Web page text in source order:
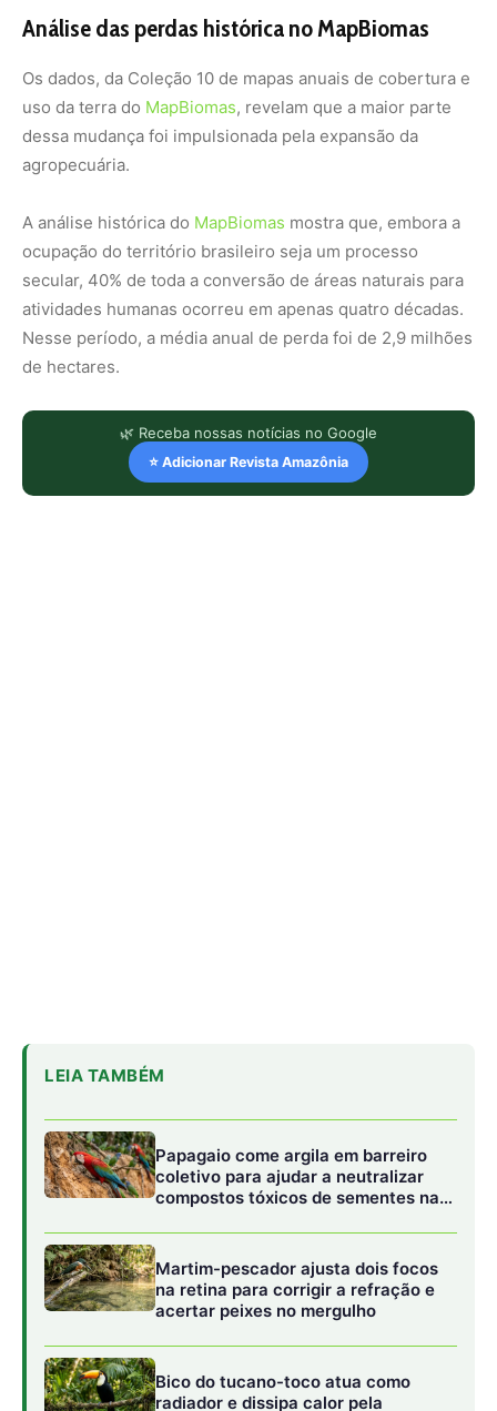
Análise das perdas histórica no MapBiomas
Os dados, da Coleção 10 de mapas anuais de cobertura e
uso da terra do MapBiomas, revelam que a maior parte
dessa mudança foi impulsionada pela expansão da
agropecuária.
A análise histórica do MapBiomas mostra que, embora a
ocupação do território brasileiro seja um processo
secular, 40% de toda a conversão de áreas naturais para
atividades humanas ocorreu em apenas quatro décadas.
Nesse período, a média anual de perda foi de 2,9 milhões
de hectares.
🌿 Receba nossas notícias no Google
⭐ Adicionar Revista Amazônia
água